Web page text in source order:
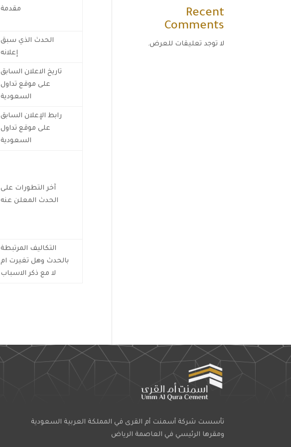
مقدمة
الحدث الذي سبق
إعلانه
تاريخ الاعلان السابق
على موقع تداول
السعودية
رابط الإعلان السابق
على موقع تداول
السعودية
آخر التطورات على
الحدث المعلن عنه
التكاليف المرتبطة
بالحدث وهل تغيرت ام
لا مع ذكر الاسباب
Recent
Comments
لا توجد تعليقات للعرض.
تأسست شركة أسمنت أم القرى في المملكة العربية السعودية
ومقرها الرئيسي في العاصمة الرياض